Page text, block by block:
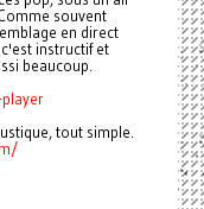
souvent
en direct
instructif et
beaucoup.
tout simple.